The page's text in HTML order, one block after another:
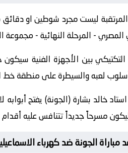
ليست مجرد شوطين او
المصري - المرحلة النهائية - مجموعة
التكتيكي بين الأجهزة الفنية
لعبه والسيطرة على منطقة خط
خالد بشارة (الجونة) يفتح
مسرحاً جديداً تتنافس عليه
مباراة الجونة ضد كهرباء